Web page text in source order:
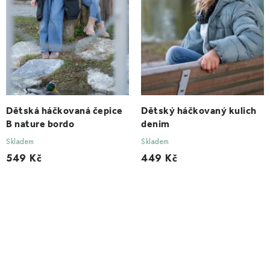
Dětská háčkovaná čepice
B nature bordo
Skladem
549 Kč
Dětský háčkovaný kulich
denim
Skladem
449 Kč